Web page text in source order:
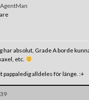
har absolut, Grade A borde
etc.
pappaledig alldeles för länge. :+